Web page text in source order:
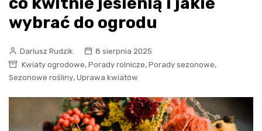
wybrać do ogrodu
Dariusz Rudzik
8 sierpnia 2025
Kwiaty ogrodowe, Porady rolnicze, Porady sezonowe,
Sezonowe rośliny, Uprawa kwiatów